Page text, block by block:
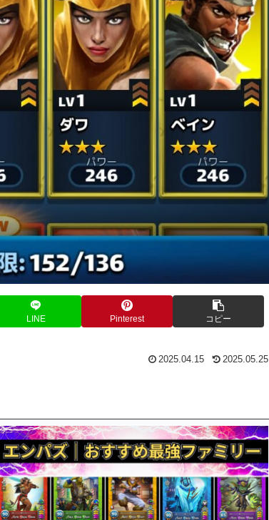
LINE Pinterest コピー
2025.04.15 2025.05.25